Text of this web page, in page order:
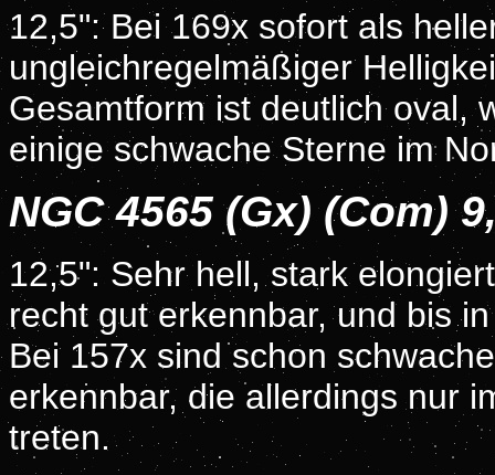
12,5": Bei 169x sofort als
ungleichregelmäßiger
Gesamtform ist deutlich oval,
einige schwache Sterne im
NGC 4565 (Gx) (Com)
12,5": Sehr hell, stark
recht gut erkennbar, und bis
Bei 157x sind schon
erkennbar, die allerdings nur
treten.